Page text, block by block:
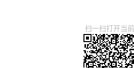
扫一扫打开当